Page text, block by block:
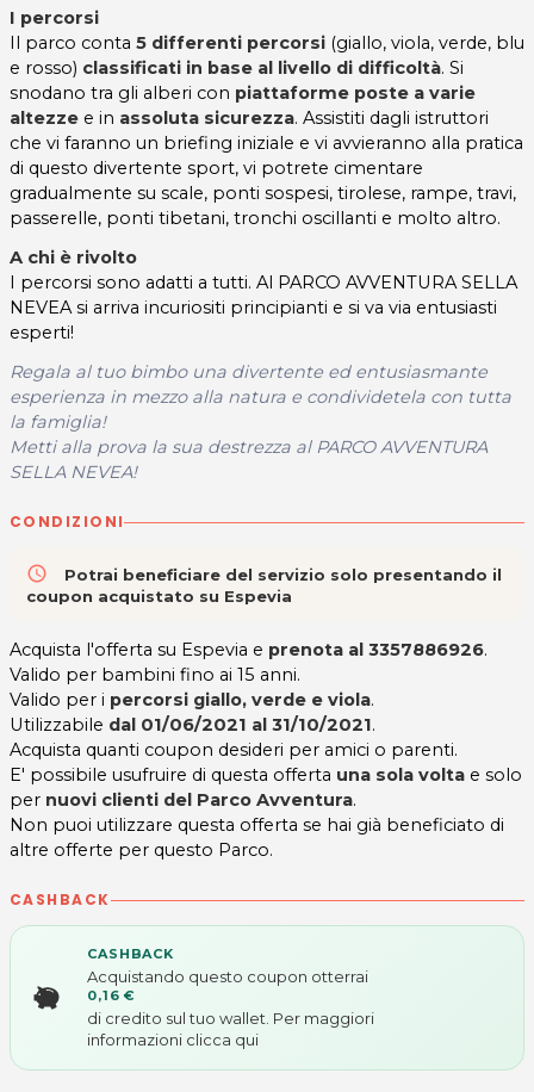
I percorsi
Il parco conta 5 differenti percorsi (giallo, viola, verde, blu
e rosso) classificati in base al livello di difficoltà. Si
snodano tra gli alberi con piattaforme poste a varie
altezze e in assoluta sicurezza. Assistiti dagli istruttori
che vi faranno un briefing iniziale e vi avvieranno alla pratica
di questo divertente sport, vi potrete cimentare
gradualmente su scale, ponti sospesi, tirolese, rampe, travi,
passerelle, ponti tibetani, tronchi oscillanti e molto altro.
A chi è rivolto
I percorsi sono adatti a tutti. Al PARCO AVVENTURA SELLA
NEVEA si arriva incuriositi principianti e si va via entusiasti
esperti!
Regala al tuo bimbo una divertente ed entusiasmante
esperienza in mezzo alla natura e condividetela con tutta
la famiglia!
Metti alla prova la sua destrezza al PARCO AVVENTURA
SELLA NEVEA!
CONDIZIONI
access_time
Potrai beneficiare del servizio solo presentando il
coupon acquistato su Espevia
Acquista l'offerta su Espevia e prenota al 3357886926.
Valido per bambini fino ai 15 anni.
Valido per i percorsi giallo, verde e viola.
Utilizzabile dal 01/06/2021 al 31/10/2021.
Acquista quanti coupon desideri per amici o parenti.
E' possibile usufruire di questa offerta una sola volta e solo
per nuovi clienti del Parco Avventura.
Non puoi utilizzare questa offerta se hai già beneficiato di
altre offerte per questo Parco.
CASHBACK
CASHBACK
Acquistando questo coupon otterrai
0,16 €
di credito sul tuo wallet. Per maggiori
informazioni clicca qui